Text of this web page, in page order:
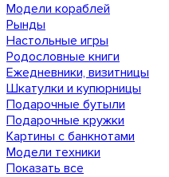
Модели кораблей
Рынды
Настольные игры
Родословные книги
Ежедневники, визитницы
Шкатулки и купюрницы
Подарочные бутыли
Подарочные кружки
Картины с банкнотами
Модели техники
Показать все